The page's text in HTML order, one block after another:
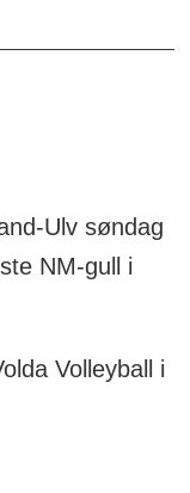
Ulv søndag
NM-gull i
Volleyball i